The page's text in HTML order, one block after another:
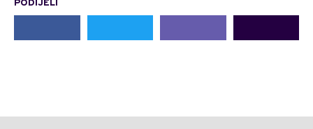
PODIJELI